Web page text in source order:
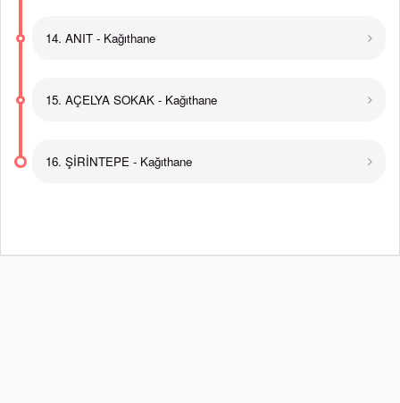
14. ANIT - Kağıthane
15. AÇELYA SOKAK - Kağıthane
16. ŞİRİNTEPE - Kağıthane